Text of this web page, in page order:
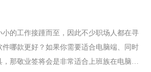
小的工作接踵而至，因此不少职场人都在寻
哪款更好？如果你需要适合电脑端、同时
，那敬业签将会是非常适合上班族在电脑上